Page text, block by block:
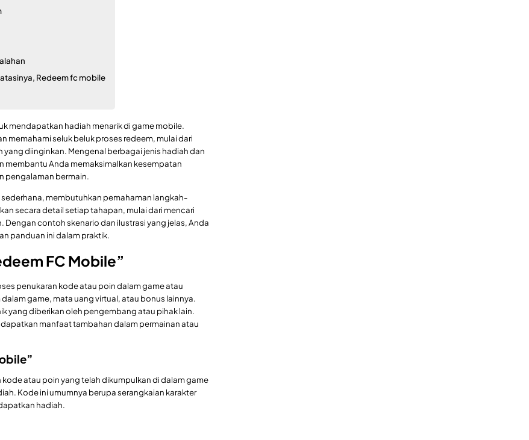
Redeem fc mobile
mendapatkan hadiah menarik di game mobile.
memahami seluk beluk proses redeem, mulai dari
diinginkan. Mengenal berbagai jenis hadiah dan
membantu Anda memaksimalkan kesempatan
pengalaman bermain.
membutuhkan pemahaman langkah-
secara detail setiap tahapan, mulai dari mencari
contoh skenario dan ilustrasi yang jelas, Anda
panduan ini dalam praktik.
FC Mobile”
penukaran kode atau poin dalam game atau
game, mata uang virtual, atau bonus lainnya.
yang diberikan oleh pengembang atau pihak lain.
manfaat tambahan dalam permainan atau
atau poin yang telah dikumpulkan di dalam game
Kode ini umumnya berupa serangkaian karakter
hadiah.